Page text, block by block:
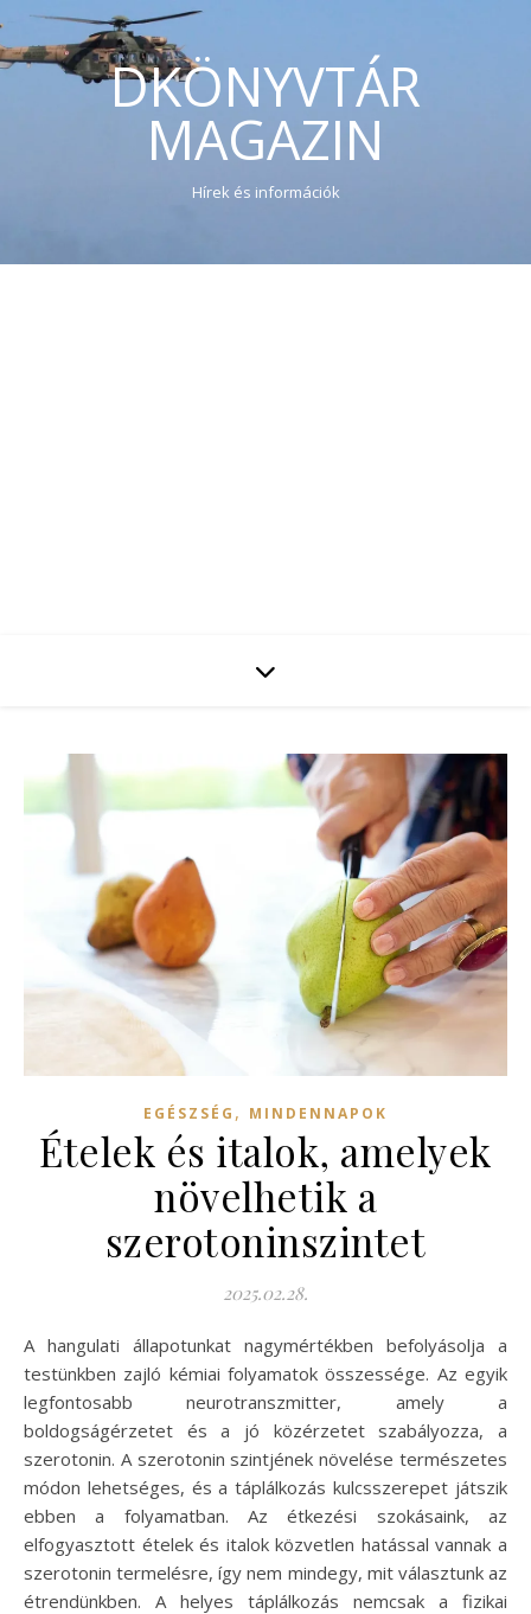
DKÖNYVTÁR
MAGAZIN
Hírek és információk
EGÉSZSÉG , MINDENNAPOK
Ételek és italok, amelyek
növelhetik a
szerotoninszintet
2025.02.28.
A hangulati állapotunkat nagymértékben befolyásolja a
testünkben zajló kémiai folyamatok összessége. Az egyik
legfontosabb neurotranszmitter, amely a
boldogságérzetet és a jó közérzetet szabályozza, a
szerotonin. A szerotonin szintjének növelése természetes
módon lehetséges, és a táplálkozás kulcsszerepet játszik
ebben a folyamatban. Az étkezési szokásaink, az
elfogyasztott ételek és italok közvetlen hatással vannak a
szerotonin termelésre, így nem mindegy, mit választunk az
étrendünkben. A helyes táplálkozás nemcsak a fizikai